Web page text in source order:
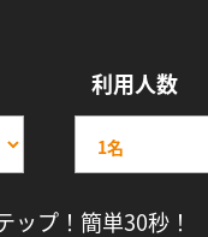
利用人数
ップ！簡単30秒！